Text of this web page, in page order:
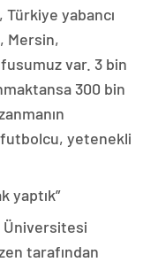
Türkiye yabancı
Mersin,
var. 3 bin
300 bin
yetenekli
yaptık”
Üniversitesi
tarafından